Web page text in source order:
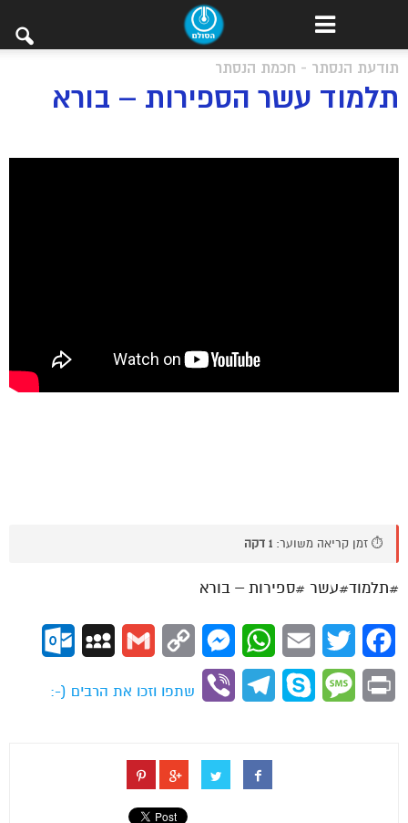
תודעת הנסתר - חכמת הנסתר
תלמוד עשר הספירות – בורא
⏱️ זמן קריאה משוער: 1 דקה
#תלמוד#עשר #ספירות – בורא
Facebook
Twitter
Email
WhatsApp
Messenger
Copy
Gmail
MySpace
Print
Message
Skype
Telegram
Viber
שתפו וזכו את הרבים (-: